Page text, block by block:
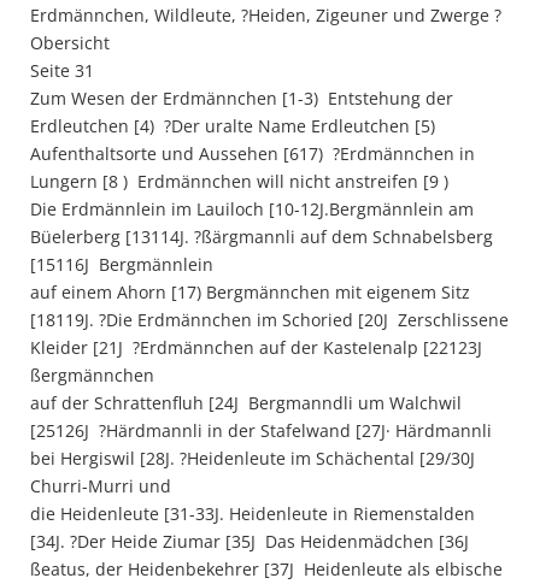
Erdmännchen, Wildleute, ?Heiden, Zigeuner und Zwerge ?
Obersicht
Seite 31
Zum Wesen der Erdmännchen [1-3)  Entstehung der
Erdleutchen [4)  ?Der uralte Name Erdleutchen [5) 
Aufenthaltsorte und Aussehen [617)  ?Erdmännchen in
Lungern [8 )  Erdmännchen will nicht anstreifen [9 )
Die Erdmännlein im Lauiloch [10-12J.Bergmännlein am
Büelerberg [13114J. ?ßärgmannli auf dem Schnabelsberg
[15116J  Bergmännlein
auf einem Ahorn [17) Bergmännchen mit eigenem Sitz
[18119J. ?Die Erdmännchen im Schoried [20J  Zerschlissene
Kleider [21J  ?Erdmännchen auf der KasteIenalp [22123J 
ßergmännchen
auf der Schrattenfluh [24J  Bergmanndli um Walchwil
[25126J  ?Härdmannli in der Stafelwand [27J· Härdmannli
bei Hergiswil [28J. ?Heidenleute im Schächental [29/30J 
Churri-Murri und
die Heidenleute [31-33J. Heidenleute in Riemenstalden
[34J. ?Der Heide Ziumar [35J  Das Heidenmädchen [36J 
ßeatus, der Heidenbekehrer [37J  Heidenleute als elbische